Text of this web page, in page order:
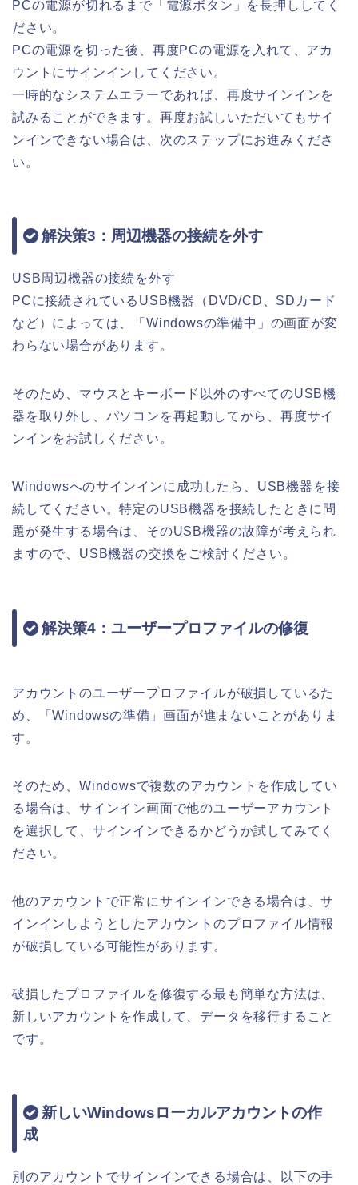
PCの電源が切れるまで「電源ボタン」を長押ししてく
ださい。
PCの電源を切った後、再度PCの電源を入れて、アカ
ウントにサインインしてください。
一時的なシステムエラーであれば、再度サインインを
試みることができます。再度お試しいただいてもサイ
ンインできない場合は、次のステップにお進みくださ
い。
解決策3：周辺機器の接続を外す
USB周辺機器の接続を外す
PCに接続されているUSB機器（DVD/CD、SDカード
など）によっては、「Windowsの準備中」の画面が変
わらない場合があります。
そのため、マウスとキーボード以外のすべてのUSB機
器を取り外し、パソコンを再起動してから、再度サイ
ンインをお試しください。
Windowsへのサインインに成功したら、USB機器を接
続してください。特定のUSB機器を接続したときに問
題が発生する場合は、そのUSB機器の故障が考えられ
ますので、USB機器の交換をご検討ください。
解決策4：ユーザープロファイルの修復
アカウントのユーザープロファイルが破損しているた
め、「Windowsの準備」画面が進まないことがありま
す。
そのため、Windowsで複数のアカウントを作成してい
る場合は、サインイン画面で他のユーザーアカウント
を選択して、サインインできるかどうか試してみてく
ださい。
他のアカウントで正常にサインインできる場合は、サ
インインしようとしたアカウントのプロファイル情報
が破損している可能性があります。
破損したプロファイルを修復する最も簡単な方法は、
新しいアカウントを作成して、データを移行すること
です。
新しいWindowsローカルアカウントの作
成
別のアカウントでサインインできる場合は、以下の手